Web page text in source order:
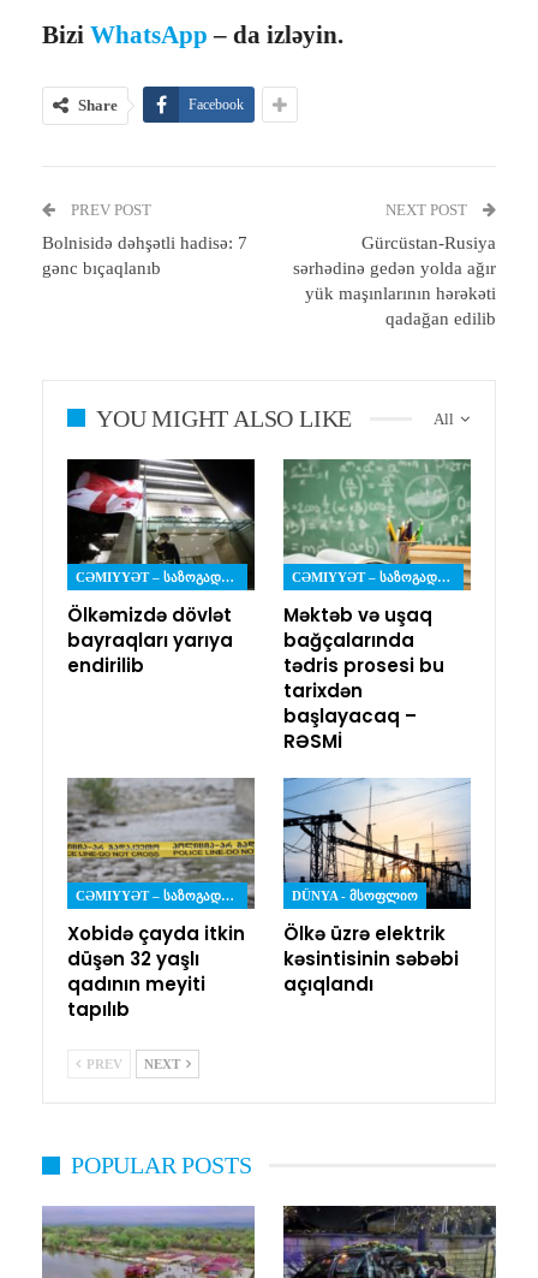
Bizi WhatsApp – da izləyin.
Share Facebook
PREV POST
Bolnisidə dəhşətli hadisə: 7
gənc bıçaqlanıb
NEXT POST
Gürcüstan-Rusiya
sərhədinə gedən yolda ağır
yük maşınlarının hərəkəti
qadağan edilib
All
YOU MIGHT ALSO LIKE
CƏMIYYƏT – ᲡᲐᲖᲝᲒᲐᲓᲝᲔᲑᲐ
Ölkəmizdə dövlət
bayraqları yarıya
endirilib
CƏMIYYƏT – ᲡᲐᲖᲝᲒᲐᲓᲝᲔᲑᲐ
Məktəb və uşaq
bağçalarında
tədris prosesi bu
tarixdən
başlayacaq –
RƏSMİ
CƏMIYYƏT – ᲡᲐᲖᲝᲒᲐᲓᲝᲔᲑᲐ
Xobidə çayda itkin
düşən 32 yaşlı
qadının meyiti
tapılıb
DÜNYA - ᲛᲡᲝᲤᲚᲘᲝ
Ölkə üzrə elektrik
kəsintisinin səbəbi
açıqlandı
PREV NEXT
POPULAR POSTS